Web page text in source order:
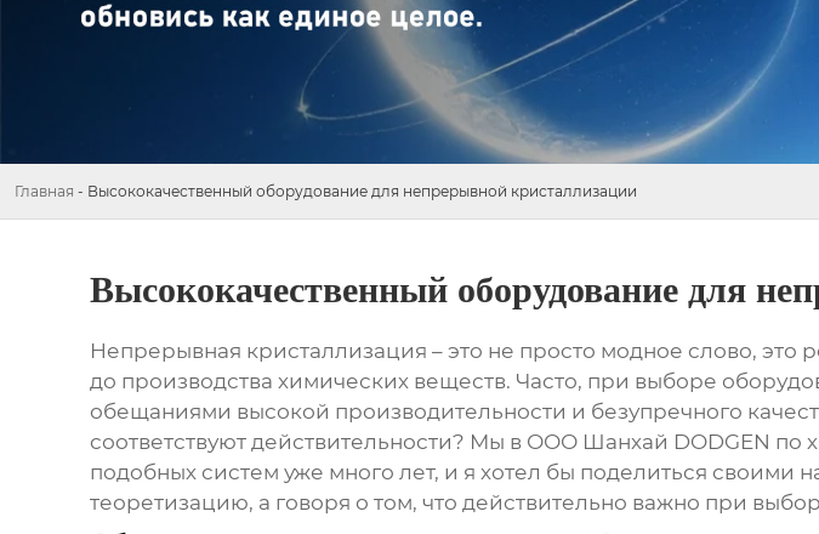
Главная - Высококачественный оборудование для непрерывной кристаллизации
Высококачественный оборудование для
Непрерывная кристаллизация – это не просто модное слово, это
до производства химических веществ. Часто, при выборе
обещаниями высокой производительности и безупречного
соответствуют действительности? Мы в ООО Шанхай DODGEN
подобных систем уже много лет, и я хотел бы поделиться
теоретизацию, а говоря о том, что действительно важно при